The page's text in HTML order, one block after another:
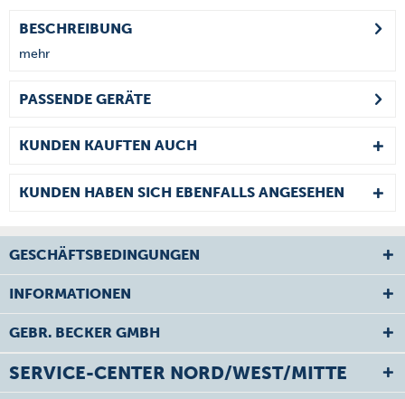
BESCHREIBUNG
mehr
PASSENDE GERÄTE
KUNDEN KAUFTEN AUCH
KUNDEN HABEN SICH EBENFALLS ANGESEHEN
GESCHÄFTSBEDINGUNGEN
INFORMATIONEN
GEBR. BECKER GMBH
SERVICE-CENTER NORD/WEST/MITTE